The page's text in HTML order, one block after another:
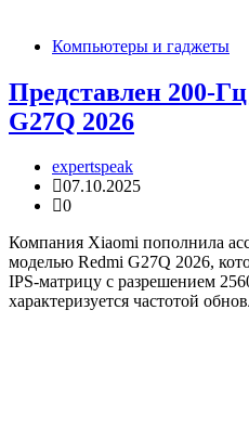
Компьютеры и гаджеты
Представлен 200-
G27Q 2026
expertspeak
07.10.2025
0
Компания Xiaomi пополнила
моделью Redmi G27Q 2026,
IPS-матрицу с разрешением
характеризуется частотой